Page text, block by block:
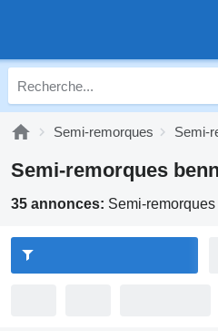
Semi-remorques Semi-
Semi-remorques
35 annonces: Semi-